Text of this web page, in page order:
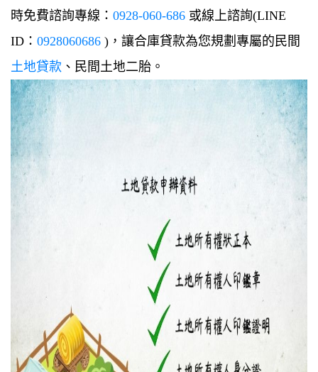
時免費諮詢專線： 0928-060-686 或線上諮詢(LINE
ID： 0928060686 )，讓合庫貸款為您規劃專屬的民間
土地貸款 、民間土地二胎。